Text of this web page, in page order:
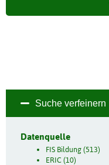
Suche verfeinern
Datenquelle
FIS Bildung (513)
ERIC (10)